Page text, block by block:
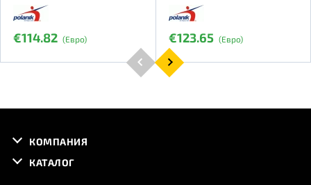
€114.82 (Евро) €123.65 (Евро)
КОМПАНИЯ
КАТАЛОГ